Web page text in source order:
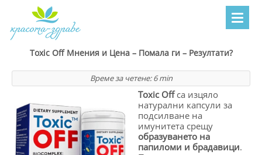
Toxic Off Мнения и Цена – Помала ги – Резултати?
Време за четене:6 min
Toxic Offса изцяло
натурални капсули за
подсилване на
имунитета срещу
образуването на
папиломи и брадавици.